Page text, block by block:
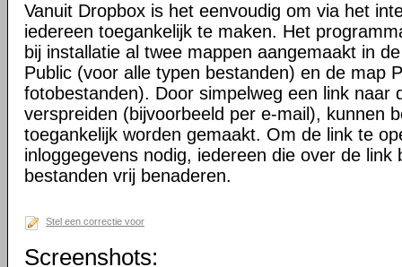
Vanuit Dropbox is het eenvoudig om via het
iedereen toegankelijk te maken. Het
bij installatie al twee mappen aangemaakt in
Public (voor alle typen bestanden) en de map
fotobestanden). Door simpelweg een link naar
verspreiden (bijvoorbeeld per e-mail), kunnen
toegankelijk worden gemaakt. Om de link te
inloggegevens nodig, iedereen die over de link
bestanden vrij benaderen.
Stel een correctie voor
Screenshots: